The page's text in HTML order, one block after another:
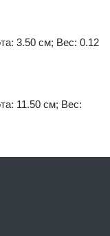
3.50 см; Вес: 0.12
11.50 см; Вес: